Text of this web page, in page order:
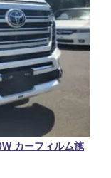
カーフィルム施